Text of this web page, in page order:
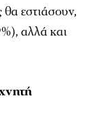
θα εστιάσουν,
αλλά και